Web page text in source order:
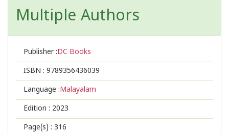
Multiple Authors
Publisher :DC Books
ISBN : 9789356436039
Language :Malayalam
Edition : 2023
Page(s) : 316